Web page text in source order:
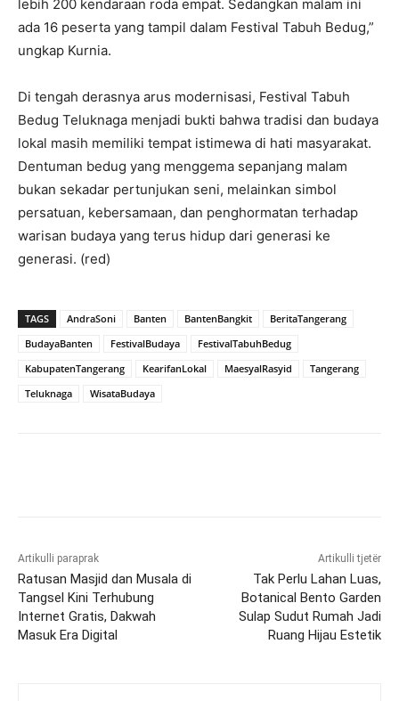
lebih 200 kendaraan roda empat. Sedangkan malam ini
ada 16 peserta yang tampil dalam Festival Tabuh Bedug,”
ungkap Kurnia.
Di tengah derasnya arus modernisasi, Festival Tabuh
Bedug Teluknaga menjadi bukti bahwa tradisi dan budaya
lokal masih memiliki tempat istimewa di hati masyarakat.
Dentuman bedug yang menggema sepanjang malam
bukan sekadar pertunjukan seni, melainkan simbol
persatuan, kebersamaan, dan penghormatan terhadap
warisan budaya yang terus hidup dari generasi ke
generasi. (red)
TAGS AndraSoni Banten BantenBangkit
BeritaTangerang
BudayaBanten
FestivalBudaya
FestivalTabuhBedug
KabupatenTangerang
KearifanLokal MaesyalRasyid
Tangerang
Teluknaga
WisataBudaya
Artikulli paraprak
Ratusan Masjid dan Musala di
Tangsel Kini Terhubung
Internet Gratis, Dakwah
Masuk Era Digital
Artikulli tjetër
Tak Perlu Lahan Luas,
Botanical Bento Garden
Sulap Sudut Rumah Jadi
Ruang Hijau Estetik